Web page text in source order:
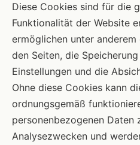
Diese Cookies sind für die
Funktionalität der Website
ermöglichen unter
den Seiten, die
Einstellungen und die
Ohne diese Cookies kann
ordnungsgemäß
personenbezogenen
Analysezwecken und